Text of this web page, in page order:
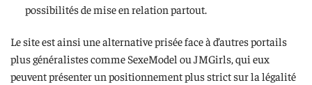
possibilités de mise en relation partout.
Le site est ainsi une alternative prisée face à d’autres portails
plus généralistes comme SexeModel ou JMGirls, qui eux
peuvent présenter un positionnement plus strict sur la légalité